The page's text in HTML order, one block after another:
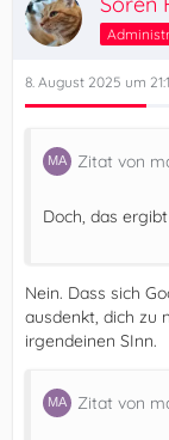
8. August 2025 um
Zitat von
Doch, das ergibt
Nein. Dass sich
ausdenkt, dich zu
irgendeinen SInn.
Zitat von